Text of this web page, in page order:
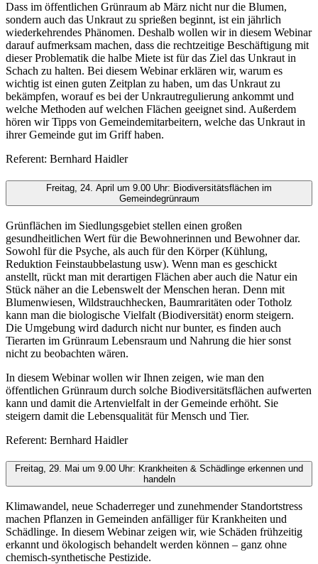
Dass im öffentlichen Grünraum ab März nicht nur die Blumen,
sondern auch das Unkraut zu sprießen beginnt, ist ein jährlich
wiederkehrendes Phänomen. Deshalb wollen wir in diesem Webinar
darauf aufmerksam machen, dass die rechtzeitige Beschäftigung mit
dieser Problematik die halbe Miete ist für das Ziel das Unkraut in
Schach zu halten. Bei diesem Webinar erklären wir, warum es
wichtig ist einen guten Zeitplan zu haben, um das Unkraut zu
bekämpfen, worauf es bei der Unkrautregulierung ankommt und
welche Methoden auf welchen Flächen geeignet sind. Außerdem
hören wir Tipps von Gemeindemitarbeitern, welche das Unkraut in
ihrer Gemeinde gut im Griff haben.
Referent: Bernhard Haidler
Freitag, 24. April um 9.00 Uhr: Biodiversitätsflächen im
Gemeindegrünraum
Grünflächen im Siedlungsgebiet stellen einen großen
gesundheitlichen Wert für die Bewohnerinnen und Bewohner dar.
Sowohl für die Psyche, als auch für den Körper (Kühlung,
Reduktion Feinstaubbelastung usw). Wenn man es geschickt
anstellt, rückt man mit derartigen Flächen aber auch die Natur ein
Stück näher an die Lebenswelt der Menschen heran. Denn mit
Blumenwiesen, Wildstrauchhecken, Baumraritäten oder Totholz
kann man die biologische Vielfalt (Biodiversität) enorm steigern.
Die Umgebung wird dadurch nicht nur bunter, es finden auch
Tierarten im Grünraum Lebensraum und Nahrung die hier sonst
nicht zu beobachten wären.
In diesem Webinar wollen wir Ihnen zeigen, wie man den
öffentlichen Grünraum durch solche Biodiversitätsflächen aufwerten
kann und damit die Artenvielfalt in der Gemeinde erhöht. Sie
steigern damit die Lebensqualität für Mensch und Tier.
Referent: Bernhard Haidler
Freitag, 29. Mai um 9.00 Uhr: Krankheiten & Schädlinge erkennen und
handeln
Klimawandel, neue Schaderreger und zunehmender Standortstress
machen Pflanzen in Gemeinden anfälliger für Krankheiten und
Schädlinge. In diesem Webinar zeigen wir, wie Schäden frühzeitig
erkannt und ökologisch behandelt werden können – ganz ohne
chemisch-synthetische Pestizide.